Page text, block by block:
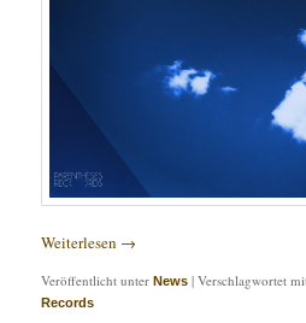
Weiterlesen →
Veröffentlicht unter News |Verschlagwortet
Records